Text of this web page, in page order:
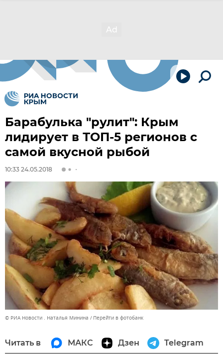
Барабулька "рулит": Крым
лидирует в ТОП-5 регионов с
самой вкусной рыбой
10:33 24.05.2018
© РИА Новости . Наталья Минина Перейти в фотобанк
Читать в МАКС Дзен Telegram